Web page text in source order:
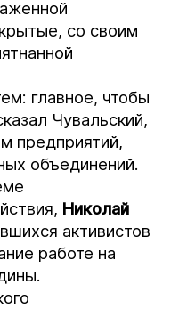
со своим
главное, чтобы
Чувальский,
предприятий,
объединений.
Николай
активистов
работе на